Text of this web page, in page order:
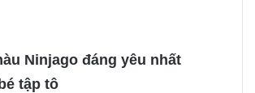
Ninjago đáng yêu nhất
tập tô